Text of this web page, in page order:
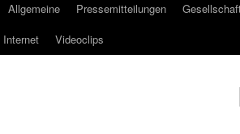
Allgemeine Pressemitteilungen
Internet Videoclips